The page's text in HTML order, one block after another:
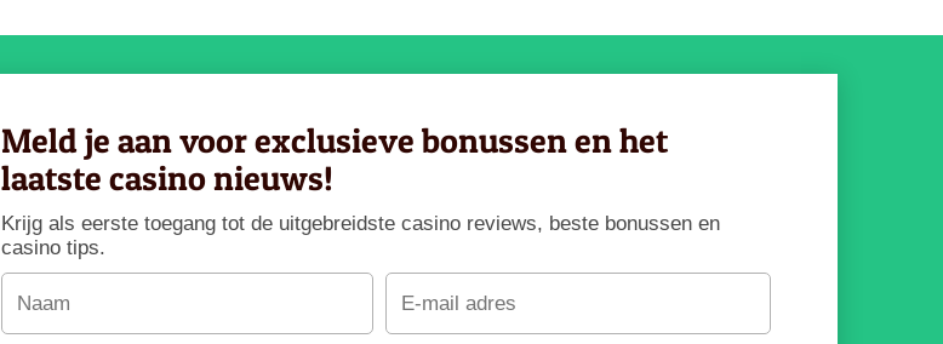
Meld je aan voor exclusieve bonussen en het
laatste casino nieuws!
Krijg als eerste toegang tot de uitgebreidste casino reviews, beste bonussen en
casino tips.